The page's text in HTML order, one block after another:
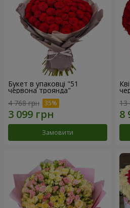
Букет в упаковці "51
червона троянда"
4 768 грн
Замовити
13